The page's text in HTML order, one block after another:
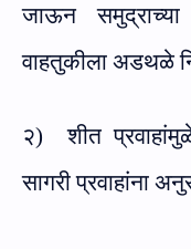
जाऊन समुद्राच्या
वाहतुकीला अडथळे
२)
शीत
सागरी प्रवाहांना